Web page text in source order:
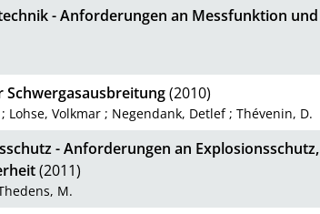
- Anforderungen an Messfunktion und
(2010)
; Lohse, Volkmar ; Negendank, Detlef;Thévenin, D.
- Anforderungen an Explosionsschutz,
(2011)
M.